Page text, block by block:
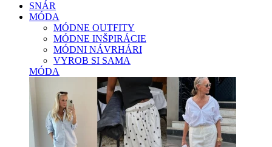
SNÁR
MÓDA
MÓDNE OUTFITY
MÓDNE INŠPIRÁCIE
MÓDNI NÁVRHÁRI
VYROB SI SAMA
MÓDA